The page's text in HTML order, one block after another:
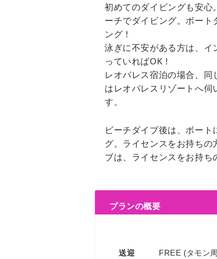
初めてのダイビングも安
ーチでダイビング。ボー
ング！
泳ぎに不安がある方は、
っていればOK！
レオパレス宿泊の場合、
はレオパレスリゾートへ
す。
ビーチダイブ後は、ボー
グ。ライセンスをお持ち
ブは、ライセンスをお持
プランの概要
送迎 FREE (タモン